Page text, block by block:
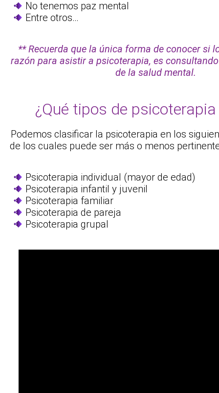
No tenemos paz mental
Entre otros…
** Recuerda que la única forma de conocer si
razón para asistir a psicoterapia, es
de la salud mental.
¿Qué tipos de
Podemos clasificar la psicoterapia en los
de los cuales puede ser más o menos
Psicoterapia individual (mayor de edad)
Psicoterapia infantil y juvenil
Psicoterapia familiar
Psicoterapia de pareja
Psicoterapia grupal